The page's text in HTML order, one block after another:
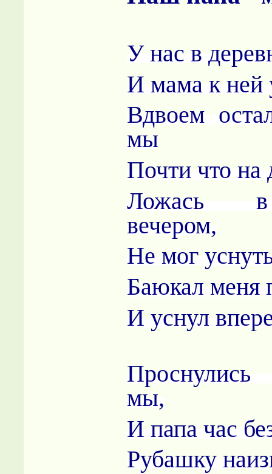
У нас в
И мама к ней
Вдвоем
мы
Почти что на
Ложась в
вечером,
Не мог
Баюкал меня
И уснул
мы,
И папа час
Рубашку